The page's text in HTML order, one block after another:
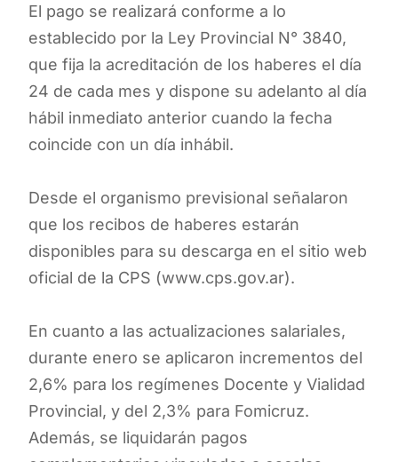
El pago se realizará conforme a lo
establecido por la Ley Provincial N° 3840,
que fija la acreditación de los haberes el día
24 de cada mes y dispone su adelanto al día
hábil inmediato anterior cuando la fecha
coincide con un día inhábil.
Desde el organismo previsional señalaron
que los recibos de haberes estarán
disponibles para su descarga en el sitio web
oficial de la CPS (www.cps.gov.ar).
En cuanto a las actualizaciones salariales,
durante enero se aplicaron incrementos del
2,6% para los regímenes Docente y Vialidad
Provincial, y del 2,3% para Fomicruz.
Además, se liquidarán pagos